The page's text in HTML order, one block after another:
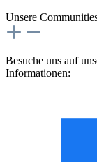
Unsere
Besuche uns auf
Informationen: